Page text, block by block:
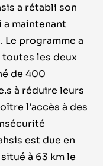
a rétabli son
maintenant
Le programme a
les deux
de 400
à réduire leurs
l’accès à des
est due en
à 63 km le